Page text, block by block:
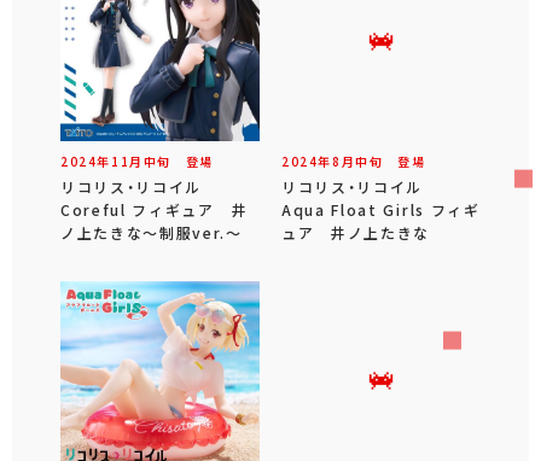
2024年 11 月 中旬 登場
リコリス・リコイル
Coreful フィギュア 井
ノ上たきな～制服ver.～
2024年8 月中旬 登場
リコリス・リコイル
Aqua Float Girls フィギ
ュア 井ノ上たきな